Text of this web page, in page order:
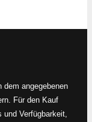
dem angegebenen
Für den Kauf
Verfügbarkeit,